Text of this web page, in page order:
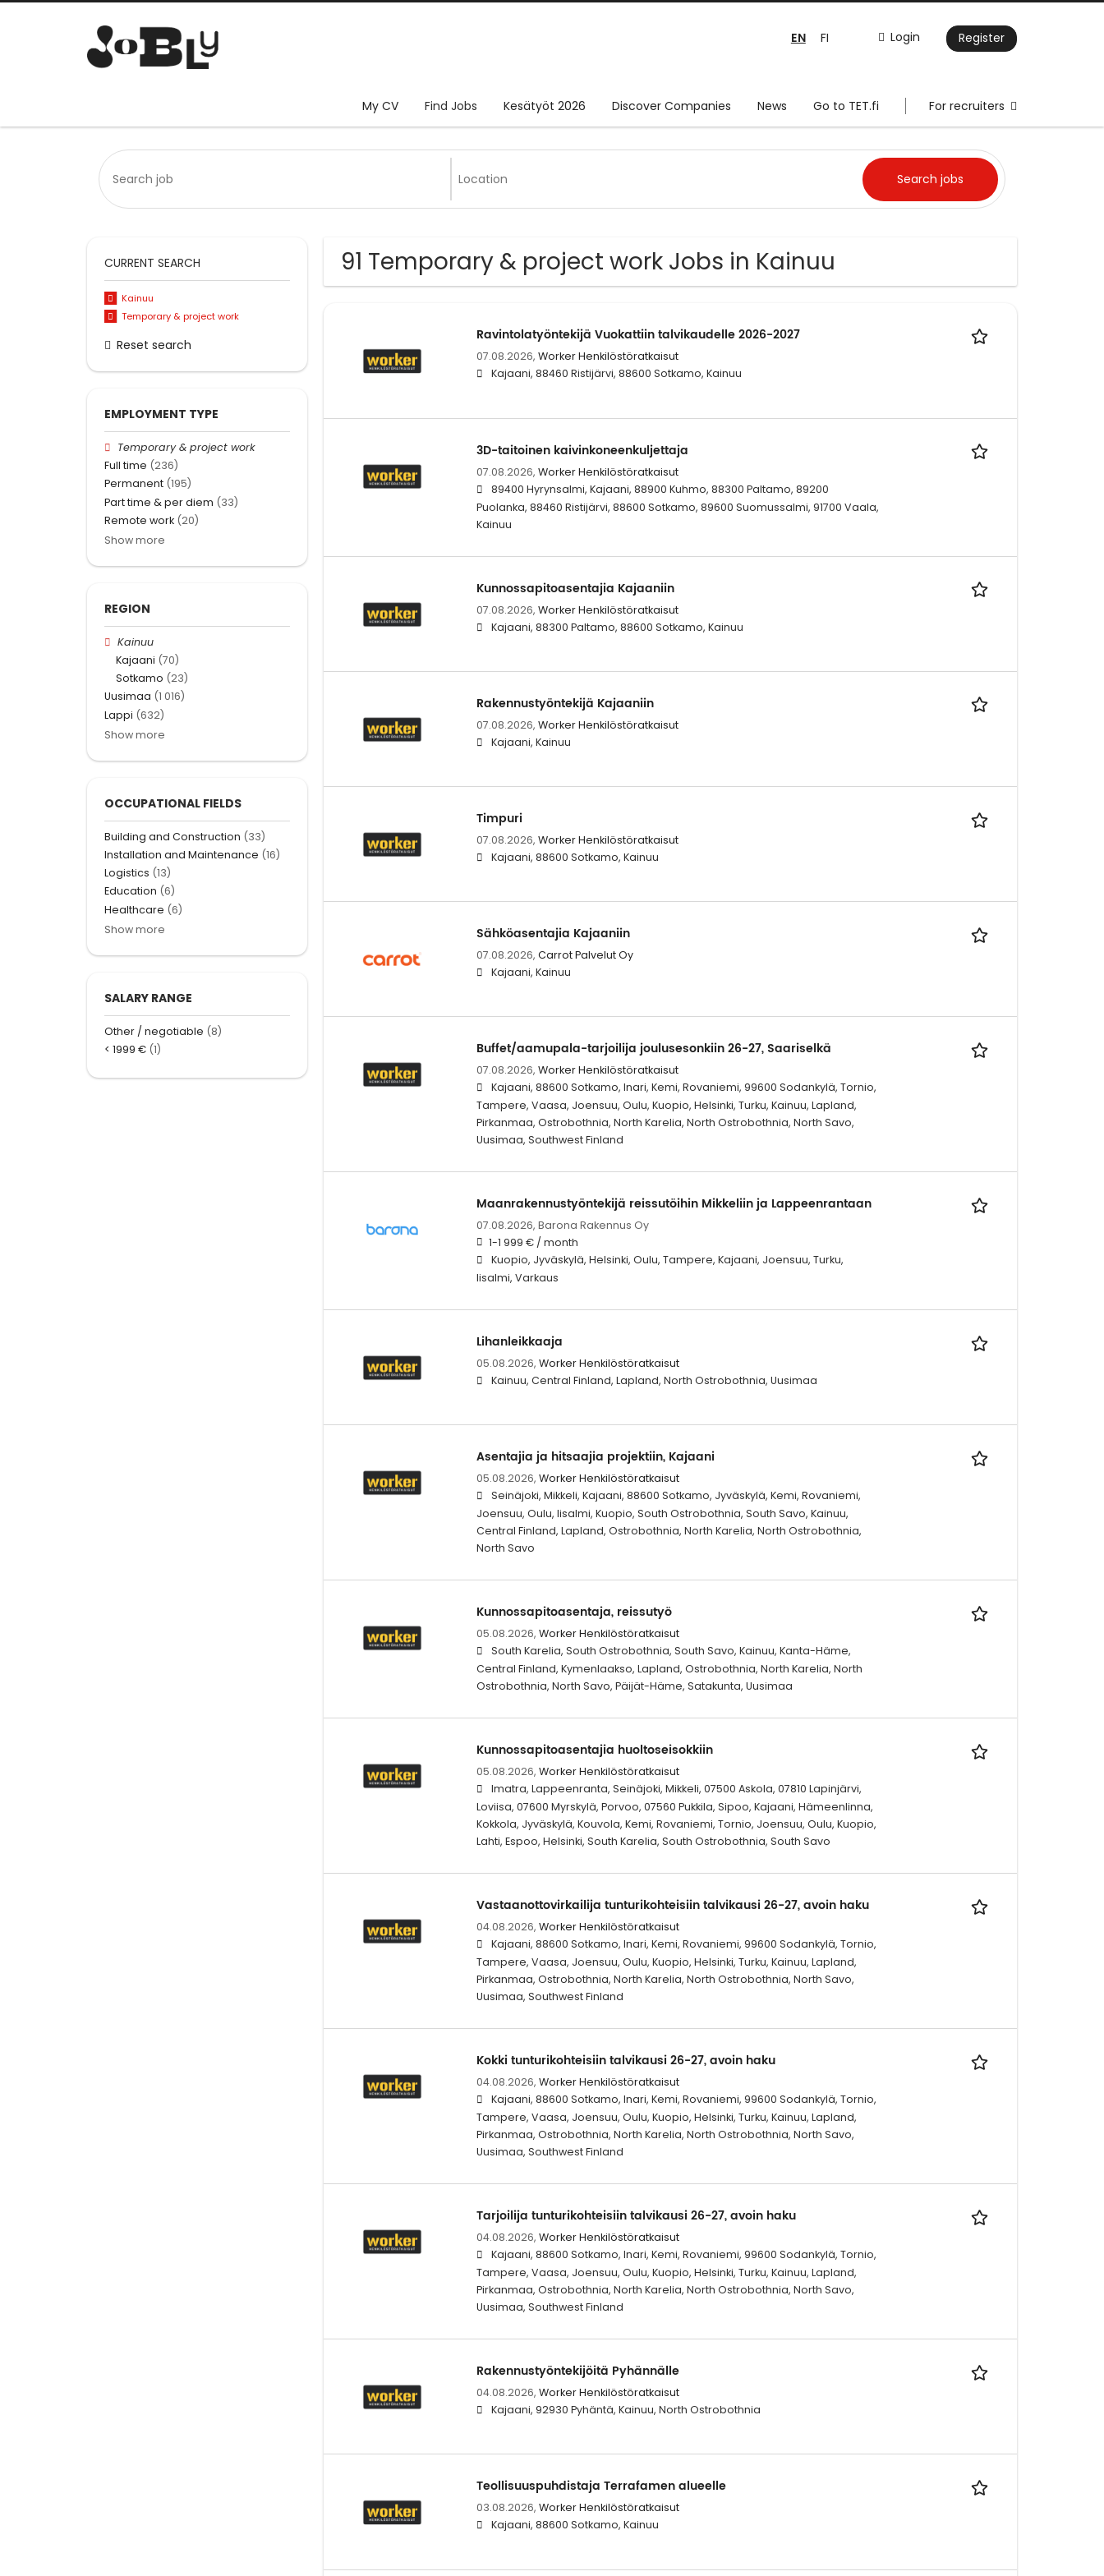
Login Register
EN FI
My CV Find Jobs Kesätyöt 2026 Discover Companies News Go to TET.fi For recruiters
91 Temporary & project work Jobs in Kainuu
Ravintolatyöntekijä Vuokattiin talvikaudelle 2026-2027
07.08.2026, Worker Henkilöstöratkaisut
Kajaani, 88460 Ristijärvi, 88600 Sotkamo, Kainuu
3D-taitoinen kaivinkoneenkuljettaja
07.08.2026, Worker Henkilöstöratkaisut
89400 Hyrynsalmi, Kajaani, 88900 Kuhmo, 88300 Paltamo, 89200
Puolanka, 88460 Ristijärvi, 88600 Sotkamo, 89600 Suomussalmi, 91700 Vaala,
Kainuu
Kunnossapitoasentajia Kajaaniin
07.08.2026, Worker Henkilöstöratkaisut
Kajaani, 88300 Paltamo, 88600 Sotkamo, Kainuu
Rakennustyöntekijä Kajaaniin
07.08.2026, Worker Henkilöstöratkaisut
Kajaani, Kainuu
Timpuri
07.08.2026, Worker Henkilöstöratkaisut
Kajaani, 88600 Sotkamo, Kainuu
Sähköasentajia Kajaaniin
07.08.2026, Carrot Palvelut Oy
Kajaani, Kainuu
Buffet/aamupala-tarjoilija joulusesonkiin 26-27, Saariselkä
07.08.2026, Worker Henkilöstöratkaisut
Kajaani, 88600 Sotkamo, Inari, Kemi, Rovaniemi, 99600 Sodankylä, Tornio,
Tampere, Vaasa, Joensuu, Oulu, Kuopio, Helsinki, Turku, Kainuu, Lapland,
Pirkanmaa, Ostrobothnia, North Karelia, North Ostrobothnia, North Savo,
Uusimaa, Southwest Finland
Maanrakennustyöntekijä reissutöihin Mikkeliin ja Lappeenrantaan
07.08.2026, Barona Rakennus Oy
1-1 999 € / month
Kuopio, Jyväskylä, Helsinki, Oulu, Tampere, Kajaani, Joensuu, Turku,
Iisalmi, Varkaus
Lihanleikkaaja
05.08.2026, Worker Henkilöstöratkaisut
Kainuu, Central Finland, Lapland, North Ostrobothnia, Uusimaa
Asentajia ja hitsaajia projektiin, Kajaani
05.08.2026, Worker Henkilöstöratkaisut
Seinäjoki, Mikkeli, Kajaani, 88600 Sotkamo, Jyväskylä, Kemi, Rovaniemi,
Joensuu, Oulu, Iisalmi, Kuopio, South Ostrobothnia, South Savo, Kainuu,
Central Finland, Lapland, Ostrobothnia, North Karelia, North Ostrobothnia,
North Savo
Kunnossapitoasentaja, reissutyö
05.08.2026, Worker Henkilöstöratkaisut
South Karelia, South Ostrobothnia, South Savo, Kainuu, Kanta-Häme,
Central Finland, Kymenlaakso, Lapland, Ostrobothnia, North Karelia, North
Ostrobothnia, North Savo, Päijät-Häme, Satakunta, Uusimaa
Kunnossapitoasentajia huoltoseisokkiin
05.08.2026, Worker Henkilöstöratkaisut
Imatra, Lappeenranta, Seinäjoki, Mikkeli, 07500 Askola, 07810 Lapinjärvi,
Loviisa, 07600 Myrskylä, Porvoo, 07560 Pukkila, Sipoo, Kajaani, Hämeenlinna,
Kokkola, Jyväskylä, Kouvola, Kemi, Rovaniemi, Tornio, Joensuu, Oulu, Kuopio,
Lahti, Espoo, Helsinki, South Karelia, South Ostrobothnia, South Savo
Vastaanottovirkailija tunturikohteisiin talvikausi 26-27, avoin haku
04.08.2026, Worker Henkilöstöratkaisut
Kajaani, 88600 Sotkamo, Inari, Kemi, Rovaniemi, 99600 Sodankylä, Tornio,
Tampere, Vaasa, Joensuu, Oulu, Kuopio, Helsinki, Turku, Kainuu, Lapland,
Pirkanmaa, Ostrobothnia, North Karelia, North Ostrobothnia, North Savo,
Uusimaa, Southwest Finland
Kokki tunturikohteisiin talvikausi 26-27, avoin haku
04.08.2026, Worker Henkilöstöratkaisut
Kajaani, 88600 Sotkamo, Inari, Kemi, Rovaniemi, 99600 Sodankylä, Tornio,
Tampere, Vaasa, Joensuu, Oulu, Kuopio, Helsinki, Turku, Kainuu, Lapland,
Pirkanmaa, Ostrobothnia, North Karelia, North Ostrobothnia, North Savo,
Uusimaa, Southwest Finland
Tarjoilija tunturikohteisiin talvikausi 26-27, avoin haku
04.08.2026, Worker Henkilöstöratkaisut
Kajaani, 88600 Sotkamo, Inari, Kemi, Rovaniemi, 99600 Sodankylä, Tornio,
Tampere, Vaasa, Joensuu, Oulu, Kuopio, Helsinki, Turku, Kainuu, Lapland,
Pirkanmaa, Ostrobothnia, North Karelia, North Ostrobothnia, North Savo,
Uusimaa, Southwest Finland
Rakennustyöntekijöitä Pyhännälle
04.08.2026, Worker Henkilöstöratkaisut
Kajaani, 92930 Pyhäntä, Kainuu, North Ostrobothnia
Teollisuuspuhdistaja Terrafamen alueelle
03.08.2026, Worker Henkilöstöratkaisut
Kajaani, 88600 Sotkamo, Kainuu
CURRENT SEARCH
Kainuu
Temporary & project work
Reset search
EMPLOYMENT TYPE
Temporary & project work
Full time (236)
Permanent (195)
Part time & per diem (33)
Remote work (20)
Show more
REGION
Kainuu
Kajaani (70)
Sotkamo (23)
Uusimaa (1 016)
Lappi (632)
Show more
OCCUPATIONAL FIELDS
Building and Construction (33)
Installation and Maintenance (16)
Logistics (13)
Education (6)
Healthcare (6)
Show more
SALARY RANGE
Other / negotiable (8)
< 1999 € (1)